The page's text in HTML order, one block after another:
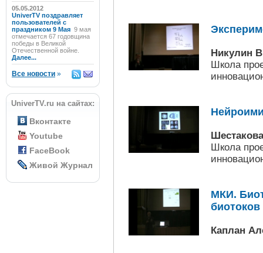
05.05.2012
UniverTV поздравляет
пользователей с
праздником 9 Мая 9 мая
отмечается 67 годовщина
победы в Великой
Отечественной войне.
Далее...
Все новости »
UniverTV.ru на сайтах:
Вконтакте
Youtube
FaceBook
Живой Журнал
Никулин
Школа
Школа
МКИ.
Каплан